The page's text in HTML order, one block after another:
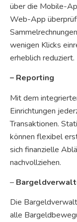
über die Mobile-
Web-App
wenigen Klicks
erheblich reduziert.
– Reporting
Mit dem
Einrichtungen
Transaktionen.
können flexibel
sich finanzielle
nachvollziehen.
–
Die
alle